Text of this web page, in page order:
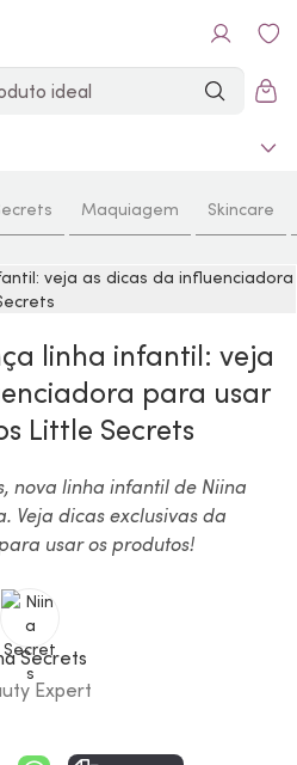
Maquiagem Skincare
linha infantil: veja
para usar
Little Secrets
nova linha infantil de Niina
Veja dicas exclusivas da
usar os produtos!
Secrets
Expert